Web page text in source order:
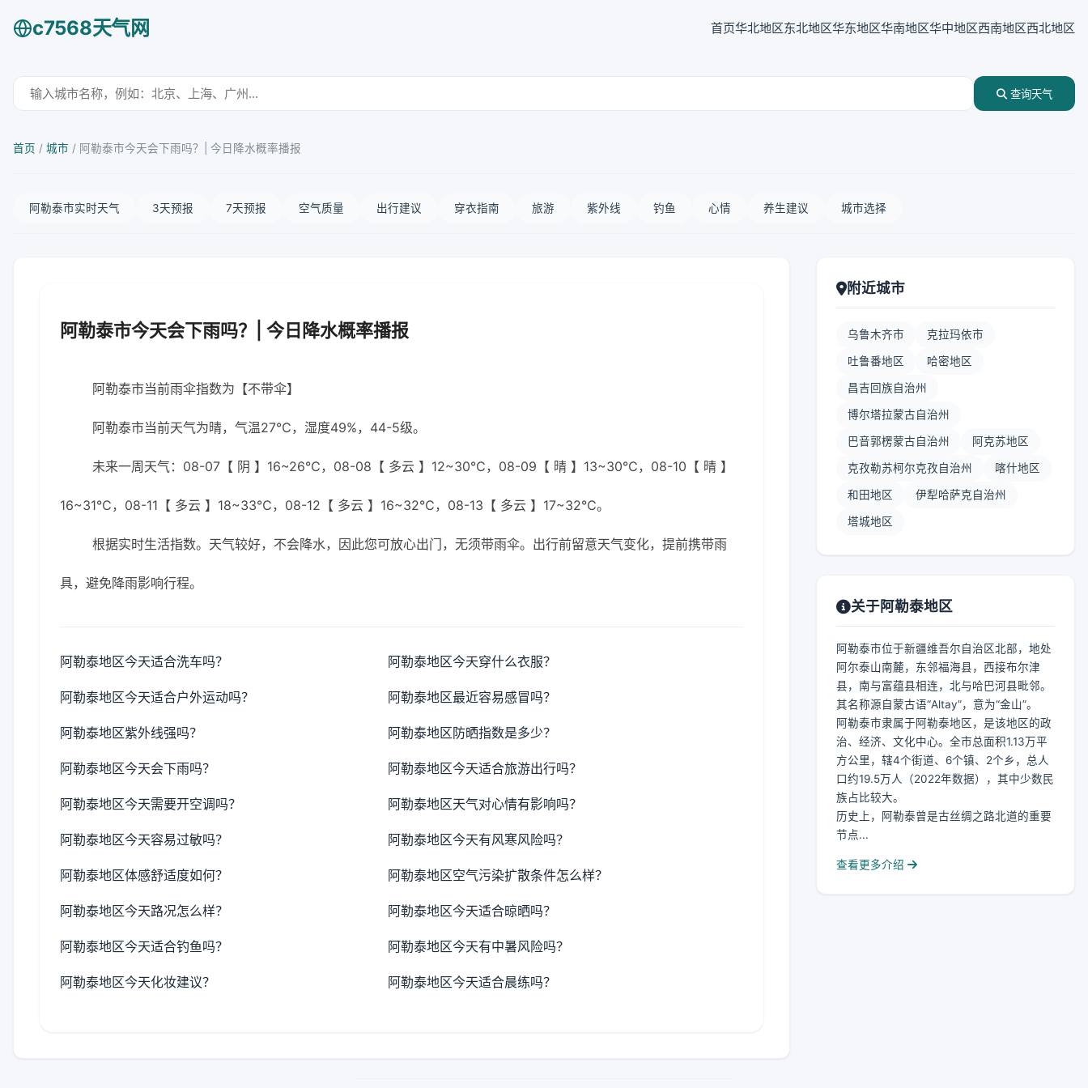
c7568天气网 首页华北地区东北地区华东地区华南地区华中地区西南地区西北地区
查询天气
首页 / 城市 / 阿勒泰市今天会下雨吗？| 今日降水概率播报
阿勒泰市实时天气 3天预报 7天预报 空气质量 出行建议 穿衣指南 旅游 紫外线 钓鱼 心情 养生建议 城市选择
阿勒泰市今天会下雨吗？| 今日降水概率播报
阿勒泰市当前雨伞指数为【不带伞】
阿勒泰市当前天气为晴，气温27℃，湿度49%，44-5级。
未来一周天气：08-07【 阴 】16~26℃，08-08【 多云 】12~30℃，08-09【 晴 】13~30℃，08-10【 晴 】
16~31℃，08-11【 多云 】18~33℃，08-12【 多云 】16~32℃，08-13【 多云 】17~32℃。
根据实时生活指数。天气较好，不会降水，因此您可放心出门，无须带雨伞。出行前留意天气变化，提前携带雨
具，避免降雨影响行程。
阿勒泰地区今天适合洗车吗？ 阿勒泰地区今天穿什么衣服？
阿勒泰地区今天适合户外运动吗？ 阿勒泰地区最近容易感冒吗？
阿勒泰地区紫外线强吗？ 阿勒泰地区防晒指数是多少？
阿勒泰地区今天会下雨吗？ 阿勒泰地区今天适合旅游出行吗？
阿勒泰地区今天需要开空调吗？ 阿勒泰地区天气对心情有影响吗？
阿勒泰地区今天容易过敏吗？ 阿勒泰地区今天有风寒风险吗？
阿勒泰地区体感舒适度如何？ 阿勒泰地区空气污染扩散条件怎么样？
阿勒泰地区今天路况怎么样？ 阿勒泰地区今天适合晾晒吗？
阿勒泰地区今天适合钓鱼吗？ 阿勒泰地区今天有中暑风险吗？
阿勒泰地区今天化妆建议？ 阿勒泰地区今天适合晨练吗？
附近城市
乌鲁木齐市 克拉玛依市
吐鲁番地区 哈密地区
昌吉回族自治州
博尔塔拉蒙古自治州
巴音郭楞蒙古自治州 阿克苏地区
克孜勒苏柯尔克孜自治州 喀什地区
和田地区 伊犁哈萨克自治州
塔城地区
关于阿勒泰地区
阿勒泰市位于新疆维吾尔自治区北部，地处
阿尔泰山南麓，东邻福海县，西接布尔津
县，南与富蕴县相连，北与哈巴河县毗邻。
其名称源自蒙古语“Altay”，意为“金山”。
阿勒泰市隶属于阿勒泰地区，是该地区的政
治、经济、文化中心。全市总面积1.13万平
方公里，辖4个街道、6个镇、2个乡，总人
口约19.5万人（2022年数据），其中少数民
族占比较大。
历史上，阿勒泰曾是古丝绸之路北道的重要
节点...
查看更多介绍